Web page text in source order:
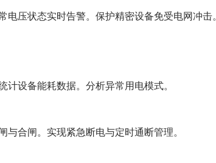
压状态实时告警。保护精密设备免受电网冲击。
设备能耗数据。分析异常用电模式。
合闸。实现紧急断电与定时通断管理。